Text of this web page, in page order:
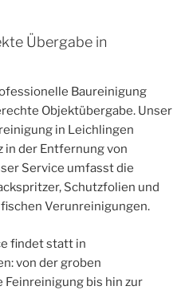
Übergabe in
Baureinigung
Objektübergabe. Unser
in Leichlingen
in der Entfernung von
Service umfasst die
Schutzfolien und
Verunreinigungen.
findet statt in
von der groben
bis hin zur